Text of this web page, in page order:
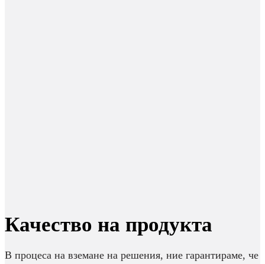
Качество на продукта
В процеса на вземане на решения, ние гарантираме, че